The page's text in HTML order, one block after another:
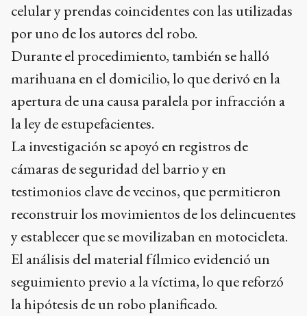
celular y prendas coincidentes con las utilizadas
por uno de los autores del robo.
Durante el procedimiento, también se halló
marihuana en el domicilio, lo que derivó en la
apertura de una causa paralela por infracción a
la ley de estupefacientes.
La investigación se apoyó en registros de
cámaras de seguridad del barrio y en
testimonios clave de vecinos, que permitieron
reconstruir los movimientos de los delincuentes
y establecer que se movilizaban en motocicleta.
El análisis del material fílmico evidenció un
seguimiento previo a la víctima, lo que reforzó
la hipótesis de un robo planificado.